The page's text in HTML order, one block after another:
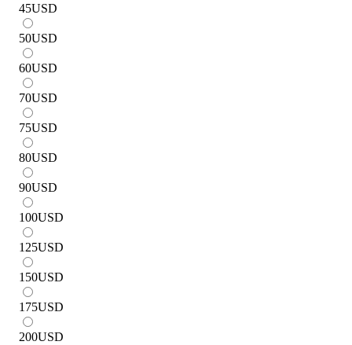
45USD
50USD
60USD
70USD
75USD
80USD
90USD
100USD
125USD
150USD
175USD
200USD